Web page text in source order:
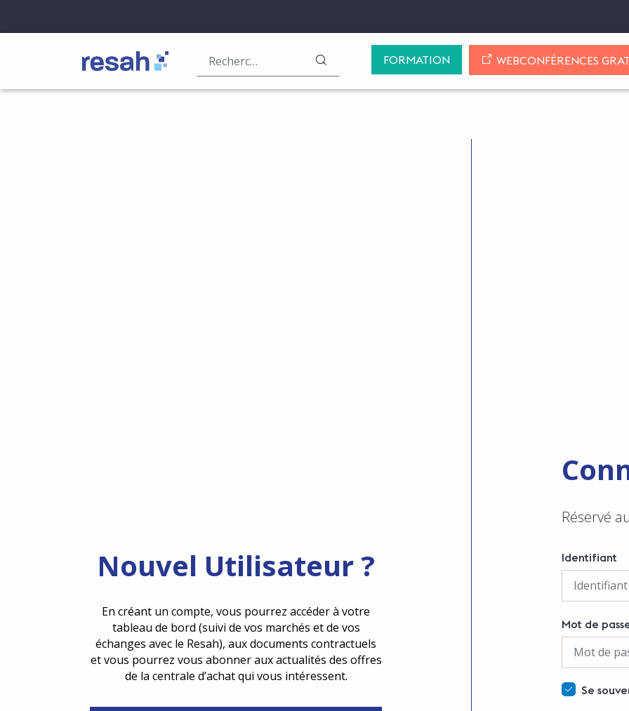
Logo Resah LANCER LA RECHERCHE
FORMATION WEBCONFÉRENCES
Nouvel Utilisateur ?
En créant un compte, vous pourrez accéder à votre
tableau de bord (suivi de vos marchés et de vos
échanges avec le Resah), aux documents contractuels
et vous pourrez vous abonner aux actualités des offres
de la centrale d’achat qui vous intéressent.
Réservé
Identifiant
Mot de
Se